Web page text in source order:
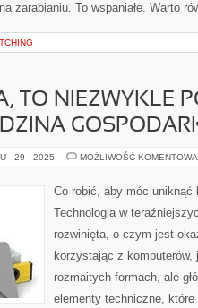
zarabianiu. To wspaniałe. Warto
TO NIEZWYKLE
- 29 - 2025 MOŻLIWOŚĆ
Co robić, aby móc uniknąć
Technologia w
rozwinięta, o czym jest
korzystając z
rozmaitych formach, ale
elementy techniczne,